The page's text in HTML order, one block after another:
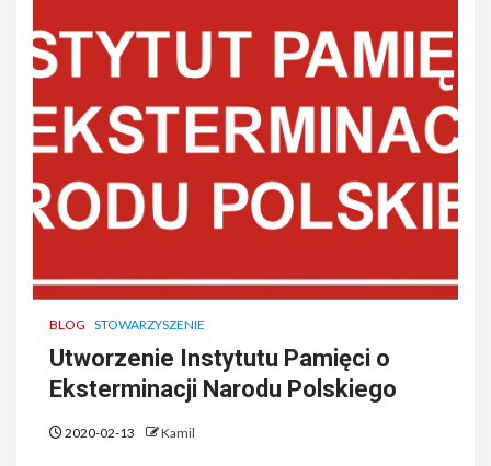
BLOG STOWARZYSZENIE
Utworzenie Instytutu Pamięci o
Eksterminacji Narodu Polskiego
2020-02-13 Kamil